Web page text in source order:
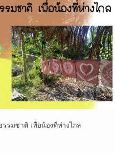
รมชาติ เพื่อน้องที่ห่างไกล